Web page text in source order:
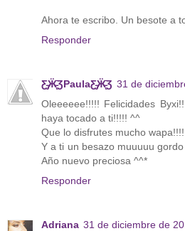
Ahora te escribo. Un besote a
Responder
Ƹ̵̡Ӝ̵̨̄ƷPaulaƸ̵̡Ӝ̵̨̄Ʒ 31 de
Oleeeeee!!!!! Felicidades
haya tocado a ti!!!!! ^^
Que lo disfrutes mucho
Y a ti un besazo muuuuu
Año nuevo preciosa ^^*
Responder
Adriana 31 de diciembre de